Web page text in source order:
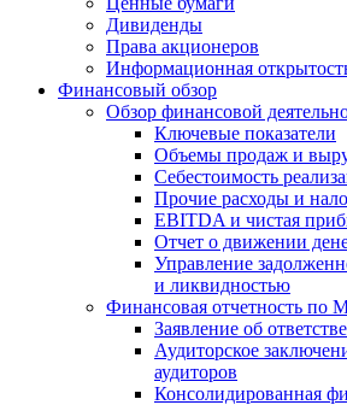
Дивиденды
Права акционеров
Информационная
Финансовый обзор
Обзор финансовой
Ключевые показатели
Объемы продаж и
Себестоимость
Прочие расходы и
EBITDA и чистая
Отчет о движении
Управление
и ликвидностью
Финансовая отчетность
Заявление об
Аудиторское
аудиторов
Консолидированная